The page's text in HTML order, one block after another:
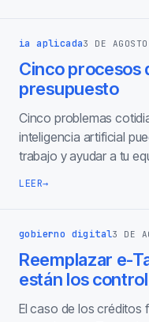
ia aplicada3 DE
Cinco procesos
presupuesto
Cinco problemas
inteligencia artificial
trabajo y ayudar a tu
LEER→
gobierno digital3 DE
Reemplazar e-
están los
El caso de los créditos